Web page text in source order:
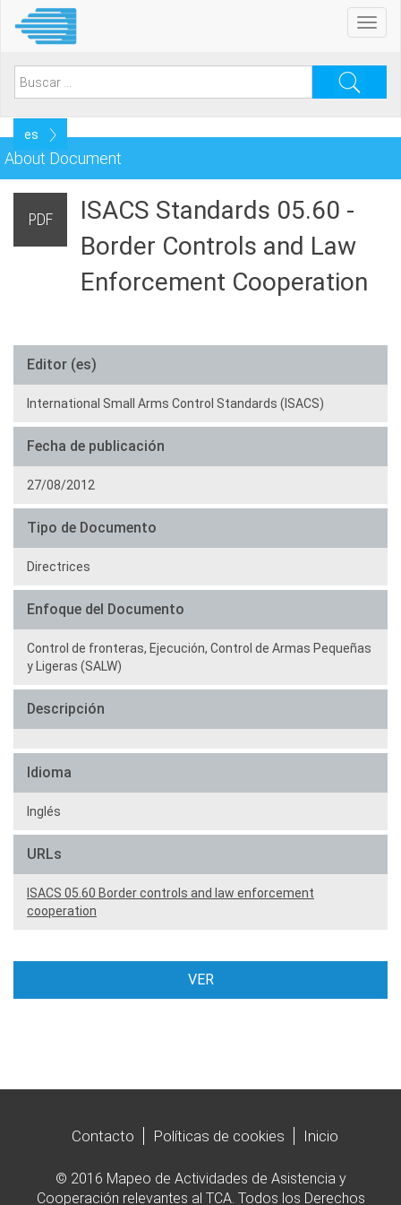
contenido
principal
Search
Select
language
About Document
PDF
ISACS Standards 05.60 -
Border Controls and Law
Enforcement Cooperation
Editor (es)
International Small Arms Control Standards (ISACS)
Fecha de publicación
27/08/2012
Tipo de Documento
Directrices
Enfoque del Documento
Control de fronteras, Ejecución, Control de Armas Pequeñas
y Ligeras (SALW)
Descripción
Idioma
Inglés
URLs
ISACS 05.60 Border controls and law enforcement
cooperation
VER
Contacto Políticas de cookies Inicio
© 2016 Mapeo de Actividades de Asistencia y
Cooperación relevantes al TCA. Todos los Derechos